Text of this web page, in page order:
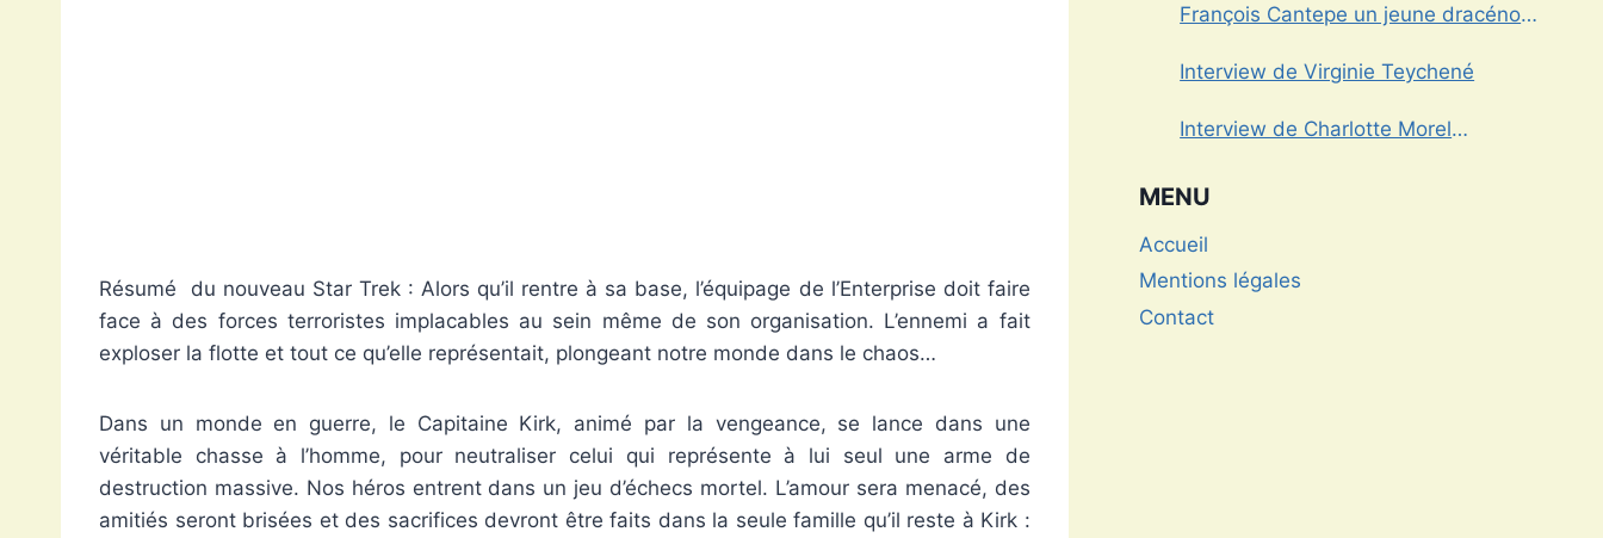
Résumé du nouveau Star Trek : Alors qu’il rentre à sa base, l’équipage de l’Enterprise doit faire
face à des forces terroristes implacables au sein même de son organisation. L’ennemi a fait
exploser la flotte et tout ce qu’elle représentait, plongeant notre monde dans le chaos…
Dans un monde en guerre, le Capitaine Kirk, animé par la vengeance, se lance dans une
véritable chasse à l’homme, pour neutraliser celui qui représente à lui seul une arme de
destruction massive. Nos héros entrent dans un jeu d’échecs mortel. L’amour sera menacé, des
amitiés seront brisées et des sacrifices devront être faits dans la seule famille qu’il reste à Kirk :
François Cantepe un jeune dracénois
Interview de Virginie Teychené
Interview de Charlotte Morel
MENU
Accueil
Mentions légales
Contact